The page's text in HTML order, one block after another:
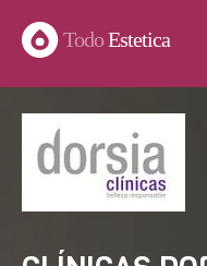
TodoEstetica